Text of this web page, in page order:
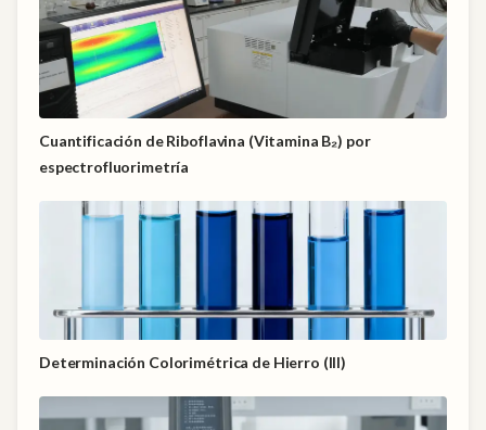
Cuantificación de Riboflavina (Vitamina B₂) por
espectrofluorimetría
Determinación Colorimétrica de Hierro (III)